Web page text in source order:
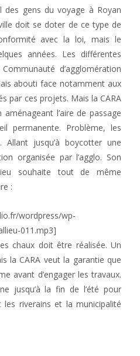
des gens du voyage à Royan
doit se doter de ce type de
avec la loi, mais le
années. Les différentes
d’agglomération
abouti face notamment aux
par ces projets. Mais la CARA
l’aire de passage
permanente. Problème, les
Allant jusqu’à boycotter une
organisée par l’agglo. Son
souhaite tout de même
:
wordpress/wp-
011.mp3]
chaux doit être réalisée. Un
la CARA veut la garantie que
avant d’engager les travaux.
jusqu’à la fin de l’été pour
riverains et la municipalité